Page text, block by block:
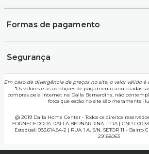
Formas de pagamento
Segurança
Em caso de divergência de preços no site, o valor válido é
*Os valores e as condições de pagamento anunciadas
compras pela internet na Dalla Bernardina, não
fotos que estão no site são meramente
@ 2019 Dalla Home Center - Todos os direitos
FORNECEDORA DALLA BERNARDINA LTDA | CNPJ:
Estadual: 083.614.84-2 | RUA 1 A, S/N, SETOR 11 - Bairro
29168063